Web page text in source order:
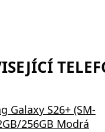
Galaxy S26+ (SM-
256GB Modrá